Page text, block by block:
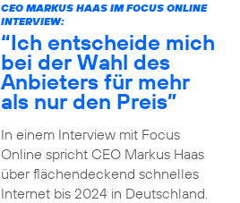
CEO MARKUS HAAS IM FOCUS ONLINE
INTERVIEW:
“Ich entscheide mich
bei der Wahl des
Anbieters für mehr
als nur den Preis”
In einem Interview mit Focus
Online spricht CEO Markus Haas
über flächendeckend schnelles
Internet bis 2024 in Deutschland.